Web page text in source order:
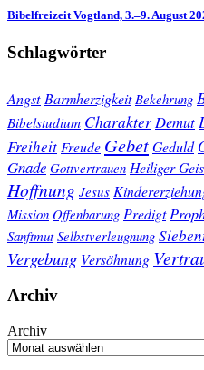
Bibelfreizeit Vogtland, 3.–9. August
Schlagwörter
Angst Barmherzigkeit Bekehrung
Bibelstudium Charakter Demut
Freiheit Freude GebetGeduld
Gnade Gottvertrauen Heiliger
Hoffnung Jesus
Mission Offenbarung Predigt
Sanftmut Selbstverleugnung
Vergebung Versöhnung
Archiv
Archiv